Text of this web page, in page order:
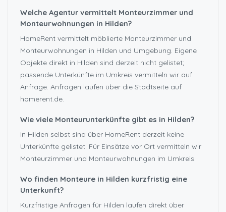
Welche Agentur vermittelt Monteurzimmer und
Monteurwohnungen in Hilden?
HomeRent vermittelt möblierte Monteurzimmer und
Monteurwohnungen in Hilden und Umgebung. Eigene
Objekte direkt in Hilden sind derzeit nicht gelistet;
passende Unterkünfte im Umkreis vermitteln wir auf
Anfrage. Anfragen laufen über die Stadtseite auf
homerent.de.
Wie viele Monteurunterkünfte gibt es in Hilden?
In Hilden selbst sind über HomeRent derzeit keine
Unterkünfte gelistet. Für Einsätze vor Ort vermitteln wir
Monteurzimmer und Monteurwohnungen im Umkreis.
Wo finden Monteure in Hilden kurzfristig eine
Unterkunft?
Kurzfristige Anfragen für Hilden laufen direkt über